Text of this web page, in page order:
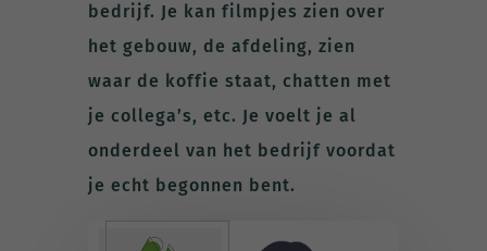
bedrijf. Je kan filmpjes zien over
het gebouw, de afdeling, zien
waar de koffie staat, chatten met
je collega’s, etc. Je voelt je al
onderdeel van het bedrijf voordat
je echt begonnen bent.